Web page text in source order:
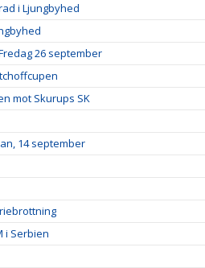
i Ljungbyhed
26 september
mot Skurups SK
14 september
i Serbien